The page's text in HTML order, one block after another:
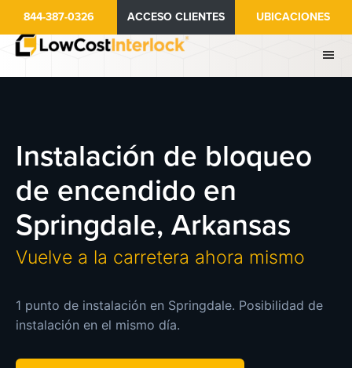
contenido
844-387-0326 ACCESO CLIENTES UBICACIONES
Instalación de bloqueo
de encendido en
Springdale, Arkansas
Vuelve a la carretera ahora mismo
1 punto de instalación en Springdale. Posibilidad de
instalación en el mismo día.